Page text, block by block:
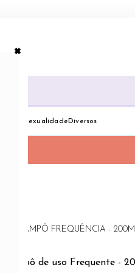
Toggle dropdown
SexualidadeToggle
DiversosToggle
CHAMPÔ FREQUÊNCIA -
de uso Frequente -
×